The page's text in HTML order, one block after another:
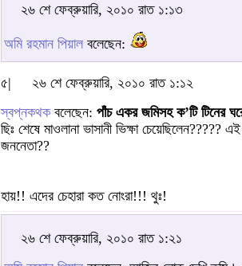
২৬ শে ফেব্রুয়ারি, ২০১০ রাত ১:১৩
অমি রহমান পিয়াল বলেছেন:
৫|
২৬ শে ফেব্রুয়ারি, ২০১০ রাত ১:১২
স্বপ্নকথকবলেছেন: পাঁচ একর জমিসহ ক’টি টিনের
ছিঃ শেষে মাওলানা ভাসানী ভিক্ষা চেয়েছিলেন?????
জননেতা??
হায়!! এদের চেহারা কত নোংরা!!! থুঃ!
২৬ শে ফেব্রুয়ারি, ২০১০ রাত ১:২১